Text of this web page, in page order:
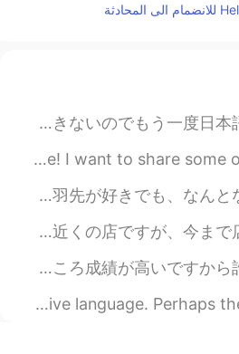
an Alice in Wonderland
Mish •
Mason
Mish •
2020.03.08 12:47
2020.03.08 12:05
はじめまして！ 私の名前はアンジェラです。23歳です。 私は中学三年生から高校三年生まで学校で日本語お勉強しま
皆さん、こんにちは。 この絵を共有したいと思います。 あなたはそれを好き願ってい
インドに帰ってしまう友達と名古屋市の有名な「世界の山ちゃん」に行きました。😊 名古屋に住んでてもうすぐ2年になりま
ちょっと恥ずかしかったので、遠慮してましたが、一応ポストしておきます。😝 今日のランチです。 初めて台湾まぜそ
18歳の時の描いた絵を見つかりました。 大学の３年生だった。私は授業の内容を聞くのがあまり好きではないですから授
I’m going to be a bit lazy today and post this in my native